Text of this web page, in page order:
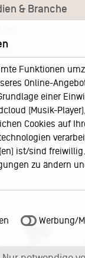
& Branche
–
Funktionen
Online-
einer
(Musik-
Cookies auf
ist/sind
zu ändern
Werbung/